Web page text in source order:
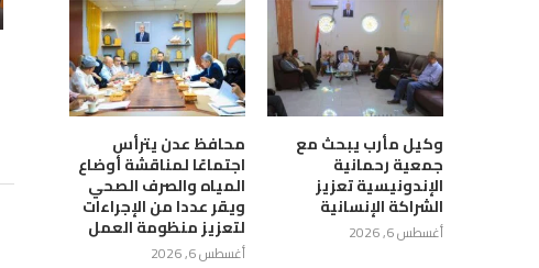
الضالع يناقش مع رئيس فرع
جهاز الرقابة...
اجتماع في عدن يناقش استكمال
إجراءات منح إجازة...
وكيل مأرب يبحث مع
جمعية رحمانية
الإندونيسية تعزيز
الشراكة الإنسانية
أغسطس 6, 2026
محافظ عدن يترأس
اجتماعًا لمناقشة أوضاع
المياه والصرف الصحي
ويقر عددا من الإجراءات
لتعزيز منظومة العمل
أغسطس 6, 2026